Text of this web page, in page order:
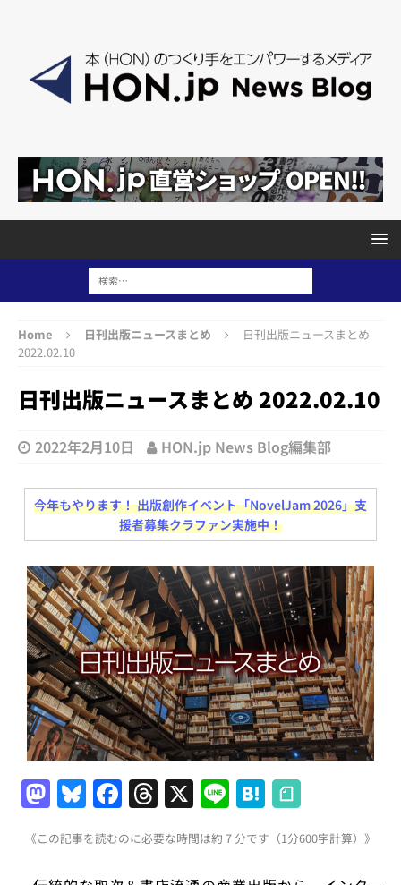
Home 日刊出版ニュースまとめ
日刊出版ニュースまとめ
2022.02.10
日刊出版ニュースまとめ 2022.02.10
2022年2月10日 HON.jp News Blog編集部
今年もやります！ 出版創作イベント「NovelJam 2026」支
援者募集クラファン実施中！
M
a
st
Bl
u
e
F
a
c
T
h
re
X Li
n
e
H
at
e
《この記事を読むのに必要な時間は約 7 分です（1分600字計算）》